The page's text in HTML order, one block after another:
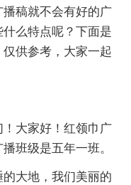
稿就不会有好的广
么特点呢？下面是
供参考，大家一起
大家好！红领巾广
班级是五年一班。
大地，我们美丽的